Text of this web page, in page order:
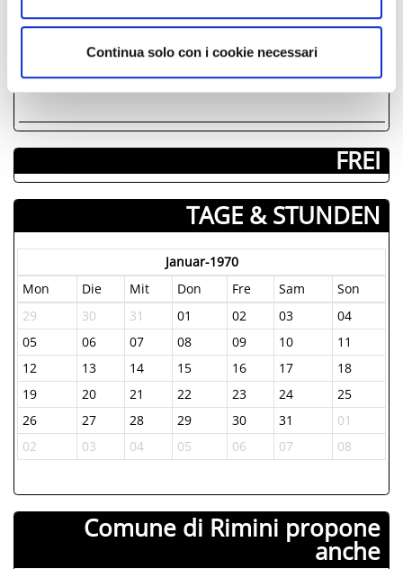
Continua solo con i cookie necessari
FREI
TAGE & STUNDEN
Januar-1970
Mon
Die Mit Don Fre Sam
Son
29
30 31 01 02 03
04
05
06 07 08 09 10
11
12
13 14 15 16 17
18
19
20 21 22 23 24
25
26
27 28 29 30 31
01
02
03 04 05 06 07 08
Comune di Rimini propone
anche